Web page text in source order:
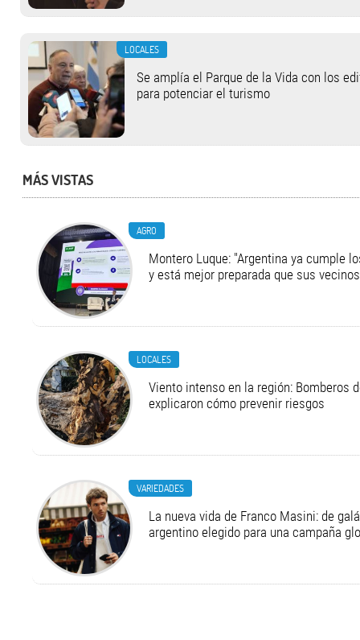
LOCALES
Se amplía el Parque de la Vida con los
para potenciar el turismo
MÁS VISTAS
AGRO
Montero Luque: "Argentina ya cumple
y está mejor preparada que sus
LOCALES
Viento intenso en la región: Bomberos
explicaron cómo prevenir riesgos
VARIEDADES
La nueva vida de Franco Masini: de
argentino elegido para una campaña